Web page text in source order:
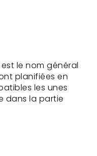
le nom général
planifiées en
les unes
dans la partie